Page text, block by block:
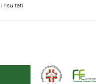
risultati